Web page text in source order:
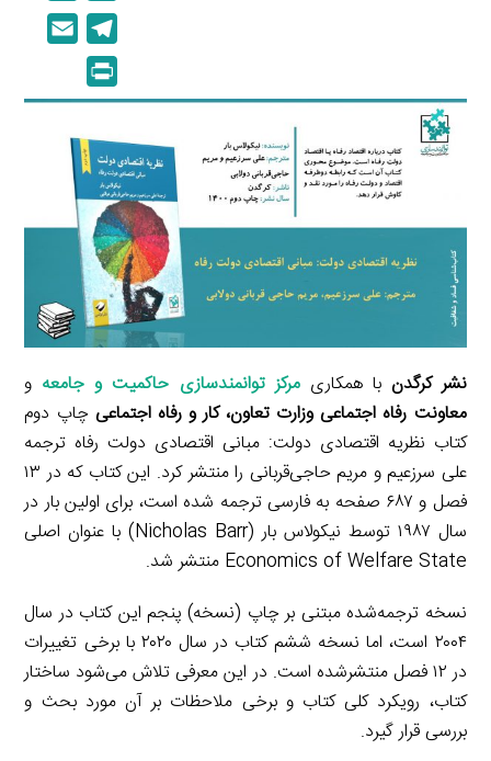
o
p
y
L
i
n
k
i
n
e
e
l
g
r
a
m
r
i
n
t
نشر کرگدن با همکاری مرکز توانمندسازی حاکمیت و جامعه و
معاونت رفاه اجتماعی وزارت تعاون، کار و رفاه اجتماعی چاپ دوم
کتاب نظریه اقتصادی دولت: مبانی اقتصادی دولت رفاه ترجمه
علی سرزعیم و مریم حاجی‌قربانی را منتشر کرد. این کتاب که در ۱۳
فصل و ۶۸۷ صفحه به فارسی ترجمه شده است، برای اولین بار در
سال ۱۹۸۷ توسط نیکولاس بار (Nicholas Barr) با عنوان اصلی
Economics of Welfare State منتشر شد.
نسخه ترجمه‌شده مبتنی بر چاپ (نسخه) پنجم این کتاب در سال
۲۰۰۴ است، اما نسخه ششم کتاب در سال ۲۰۲۰ با برخی تغییرات
در ۱۲ فصل منتشرشده است. در این معرفی تلاش می‌شود ساختار
کتاب، رویکرد کلی کتاب و برخی ملاحظات بر آن مورد بحث و
بررسی قرار گیرد.